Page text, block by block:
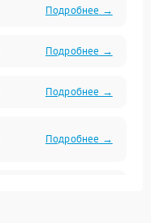
Подробнее →
Подробнее →
Подробнее →
Подробнее →